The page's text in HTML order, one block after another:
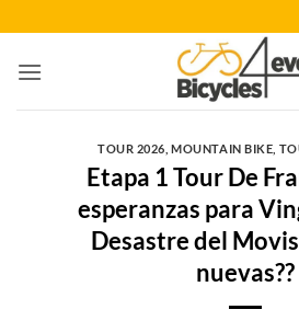
al
contenido
TOUR 2026 ,MOUNTAIN BIKE
Etapa 1 Tour De
esperanzas para
Desastre del
nuevas??